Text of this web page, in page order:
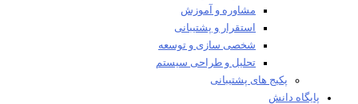
مشاوره و آموزش
استقرار و پشتیبانی
شخصی سازی و توسعه
تحلیل و طراحی سیستم
پکیج های پشتیبانی
پایگاه دانش